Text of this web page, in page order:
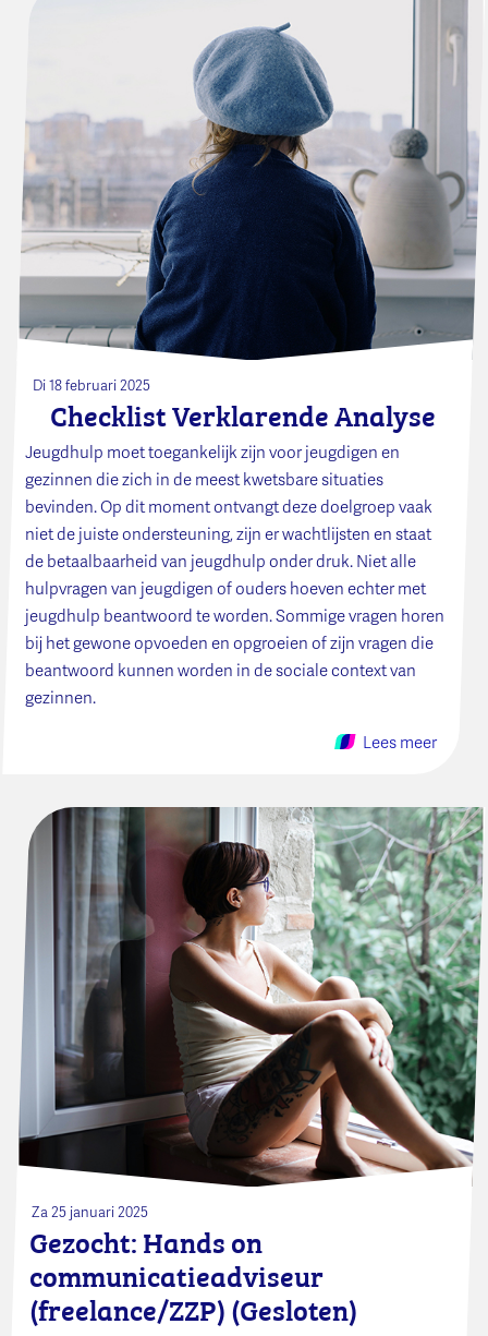
Di 18 februari 2025
Checklist Verklarende Analyse
Jeugdhulp moet toegankelijk zijn voor jeugdigen en
gezinnen die zich in de meest kwetsbare situaties
bevinden. Op dit moment ontvangt deze doelgroep vaak
niet de juiste ondersteuning, zijn er wachtlijsten en staat
de betaalbaarheid van jeugdhulp onder druk. Niet alle
hulpvragen van jeugdigen of ouders hoeven echter met
jeugdhulp beantwoord te worden. Sommige vragen horen
bij het gewone opvoeden en opgroeien of zijn vragen die
beantwoord kunnen worden in de sociale context van
gezinnen.
Lees meer
Za 25 januari 2025
Gezocht: Hands on
communicatieadviseur
(freelance/ZZP) (Gesloten)